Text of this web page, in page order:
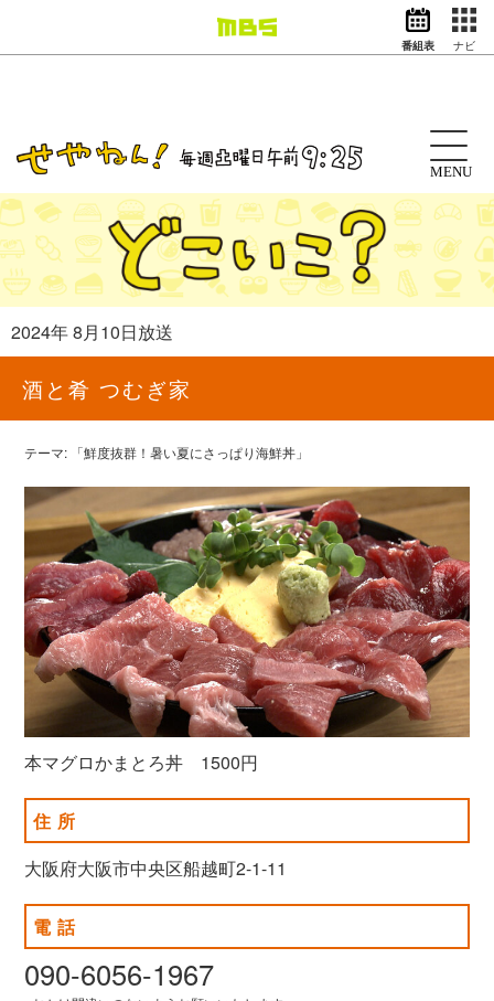
ドラマ
アニメ
動画イズム ニュース
天気・防災 イベント
映画
グッズ
番組表 ナビ
MENU
2024年 8月10日放送
酒と肴 つむぎ家
テーマ: 「鮮度抜群！暑い夏にさっぱり海鮮丼」
本マグロかまとろ丼 1500円
住所
大阪府大阪市中央区船越町2-1-11
電話
090-6056-1967